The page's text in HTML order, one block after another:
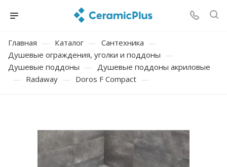
Главная — Каталог — Сантехника —
Душевые ограждения, уголки и поддоны —
Душевые поддоны — Душевые поддоны акриловые
— Radaway — Doros F Compact —